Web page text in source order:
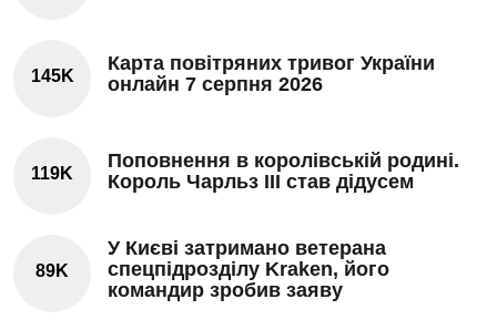
145K
Карта повітряних тривог України
онлайн 7 серпня 2026
119K
Поповнення в королівській родині.
Король Чарльз III став дідусем
89K
У Києві затримано ветерана
спецпідрозділу Kraken, його
командир зробив заяву